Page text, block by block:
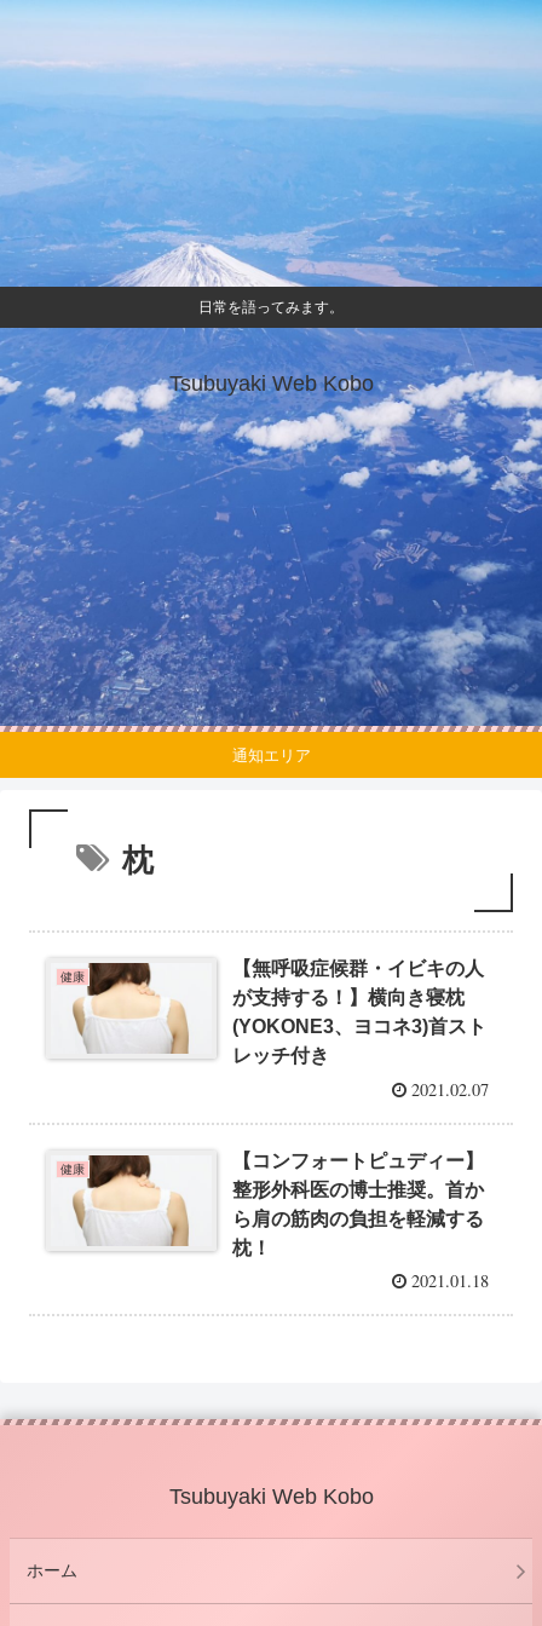
日常を語ってみます。
Tsubuyaki Web Kobo
通知エリア
枕
健康
【無呼吸症候群・イビキの人
が支持する！】横向き寝枕
(YOKONE3、ヨコネ3)首スト
レッチ付き
2021.02.07
健康
【コンフォートピュディー】
整形外科医の博士推奨。首か
ら肩の筋肉の負担を軽減する
枕！
2021.01.18
Tsubuyaki Web Kobo
ホーム